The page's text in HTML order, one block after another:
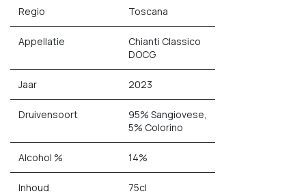
Regio Toscana
Appellatie
Chianti Classico
DOCG
Jaar 2023
Druivensoort
95% Sangiovese,
5% Colorino
Alcohol % 14%
Inhoud 75cl